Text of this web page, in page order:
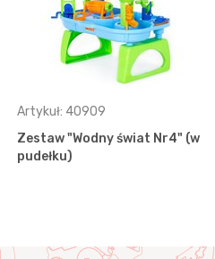
Artykuł: 40909
Zestaw "Wodny świat Nr4" (w
pudełku)